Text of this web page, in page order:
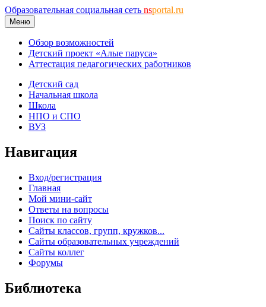
Образовательная социальная сеть nsportal.ru
Меню
Обзор возможностей
Детский проект «Алые паруса»
Аттестация педагогических работников
Детский сад
Начальная школа
Школа
НПО и СПО
ВУЗ
Навигация
Вход/регистрация
Главная
Мой мини-сайт
Ответы на вопросы
Поиск по сайту
Сайты классов, групп, кружков...
Сайты образовательных учреждений
Сайты коллег
Форумы
Библиотека